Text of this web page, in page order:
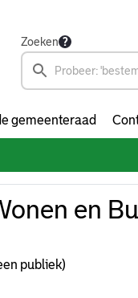
Zoeken
gemeenteraad
en
publiek)